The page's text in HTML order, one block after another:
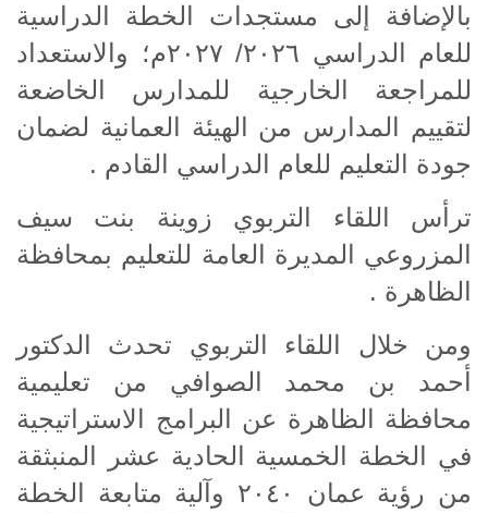
بالإضافة إلى مستجدات الخطة الدراسية
للعام الدراسي ٢٠٢٦/ ٢٠٢٧م؛ والاستعداد
للمراجعة الخارجية للمدارس الخاضعة
لتقييم المدارس من الهيئة العمانية لضمان
جودة التعليم للعام الدراسي القادم .
ترأس اللقاء التربوي زوينة بنت سيف
المزروعي المديرة العامة للتعليم بمحافظة
الظاهرة .
ومن خلال اللقاء التربوي تحدث الدكتور
أحمد بن محمد الصوافي من تعليمية
محافظة الظاهرة عن البرامج الاستراتيجية
في الخطة الخمسية الحادية عشر المنبثقة
من رؤية عمان ٢٠٤٠ وآلية متابعة الخطة